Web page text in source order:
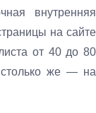
внутренняя
на сайте
от 40 до 80
же — на